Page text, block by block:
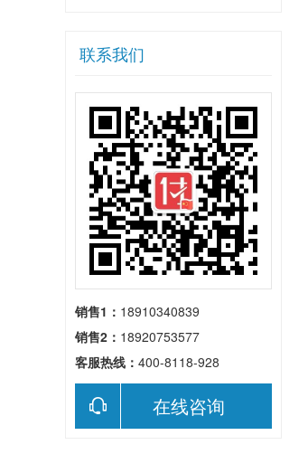
联系我们
销售1： 18910340839
销售2： 18920753577
客服热线： 400-8118-928
在线咨询